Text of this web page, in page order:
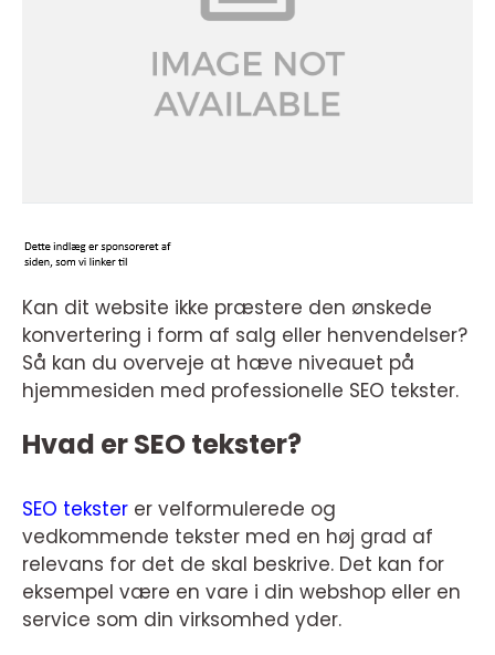
Kan dit website ikke præstere den ønskede
konvertering i form af salg eller henvendelser?
Så kan du overveje at hæve niveauet på
hjemmesiden med professionelle SEO tekster.
Hvad er SEO tekster?
SEO tekster er velformulerede og
vedkommende tekster med en høj grad af
relevans for det de skal beskrive. Det kan for
eksempel være en vare i din webshop eller en
service som din virksomhed yder.